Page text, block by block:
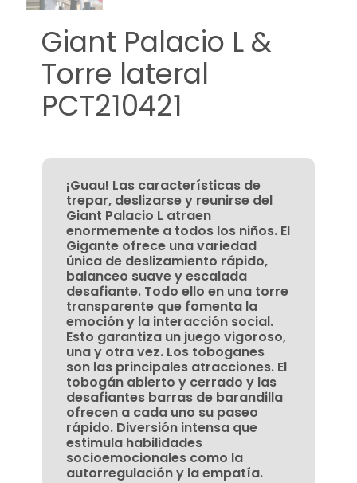
Giant Palacio L &
Torre lateral
PCT210421
¡Guau! Las características de
trepar, deslizarse y reunirse del
Giant Palacio L atraen
enormemente a todos los niños. El
Gigante ofrece una variedad
única de deslizamiento rápido,
balanceo suave y escalada
desafiante. Todo ello en una torre
transparente que fomenta la
emoción y la interacción social.
Esto garantiza un juego vigoroso,
una y otra vez. Los toboganes
son las principales atracciones. El
tobogán abierto y cerrado y las
desafiantes barras de barandilla
ofrecen a cada uno su paseo
rápido. Diversión intensa que
estimula habilidades
socioemocionales como la
autorregulación y la empatía.